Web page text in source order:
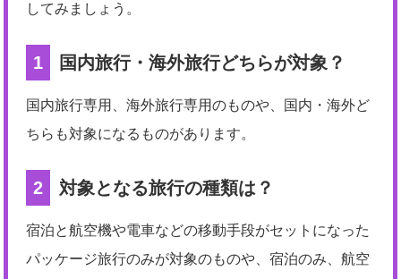
してみましょう。
1 国内旅行・海外旅行どちらが対象？
国内旅行専用、海外旅行専用のものや、国内・海外ど
ちらも対象になるものがあります。
2 対象となる旅行の種類は？
宿泊と航空機や電車などの移動手段がセットになった
パッケージ旅行のみが対象のものや、宿泊のみ、航空